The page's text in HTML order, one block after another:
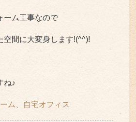
ーム工事なので
空間に大変身します!(^^)!
ね♪
ム、自宅オフィス